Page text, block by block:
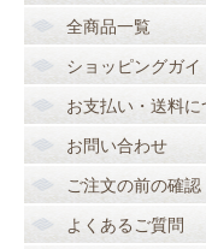
全商品一覧
ショッピングガイ
お支払い・送料に
お問い合わせ
ご注文の前の確認
よくあるご質問